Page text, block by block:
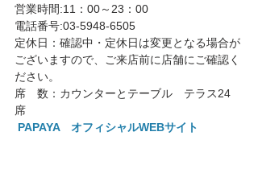
営業時間:11：00～23：00
電話番号:03-5948-6505
定休日：確認中・定休日は変更となる場合が
ございますので、ご来店前に店舗にご確認く
ださい。
席　数：カウンターとテーブル　テラス24
席
PAPAYA　オフィシャルWEBサイト